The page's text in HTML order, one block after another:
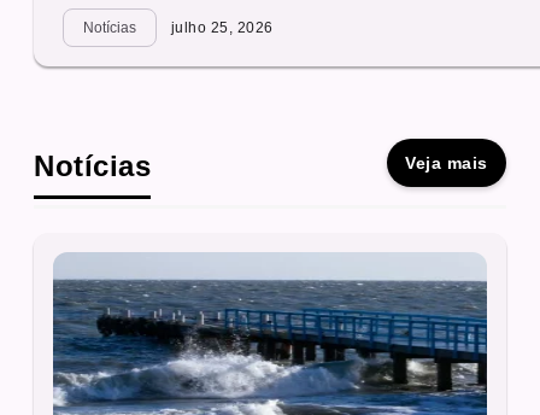
Notícias julho 25, 2026
Notícias Veja mais